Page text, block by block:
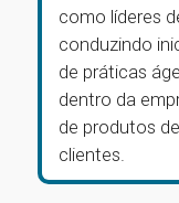
como líderes
conduzindo
de práticas
dentro da
de produtos
clientes.